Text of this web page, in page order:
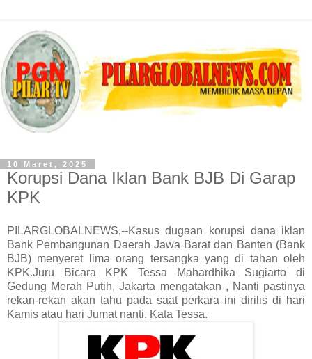
10 Maret, 2025
Korupsi Dana Iklan Bank BJB Di Garap
KPK
PILARGLOBALNEWS,--Kasus dugaan korupsi dana iklan
Bank Pembangunan Daerah Jawa Barat dan Banten (Bank
BJB) menyeret lima orang tersangka yang di tahan oleh
KPK.Juru Bicara KPK Tessa Mahardhika Sugiarto di
Gedung Merah Putih, Jakarta mengatakan , Nanti pastinya
rekan-rekan akan tahu pada saat perkara ini dirilis di hari
Kamis atau hari Jumat nanti. Kata Tessa.